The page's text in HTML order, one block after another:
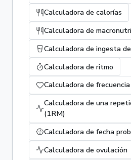
Calculadora de calorías
Calculadora de
Calculadora de ingesta
Calculadora de ritmo
Calculadora de
Calculadora de una
(1RM)
Calculadora de fecha
Calculadora de ovulación